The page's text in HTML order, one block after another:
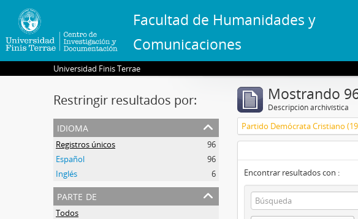
Facultad de Humanidades y
Comunicaciones
Universidad Finis Terrae
Restringir resultados por:
idioma
Registros únicos
96
Español
96
Inglés
6
parte de
Todos
Mostrando
Descripción archivística
Partido Demócrata Cristiano
Encontrar resultados con :